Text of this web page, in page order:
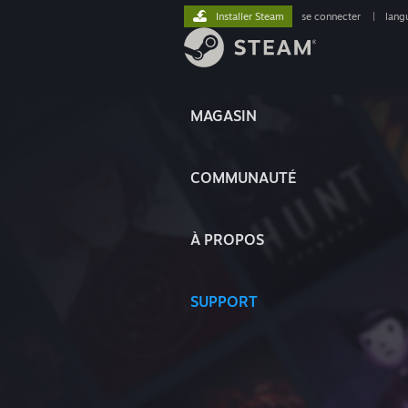
MAGASIN
COMMUNAUTÉ
À PROPOS
SUPPORT
Installer Steam se connecter